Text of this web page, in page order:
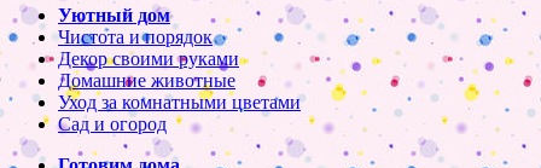
Уютный дом
Чистота и порядок
Декор своими руками
Домашние животные
Уход за комнатными цветами
Сад и огород